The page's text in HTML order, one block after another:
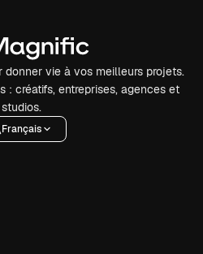
vie à vos meilleurs projets.
: créatifs, entreprises, agences et
studios.
Français